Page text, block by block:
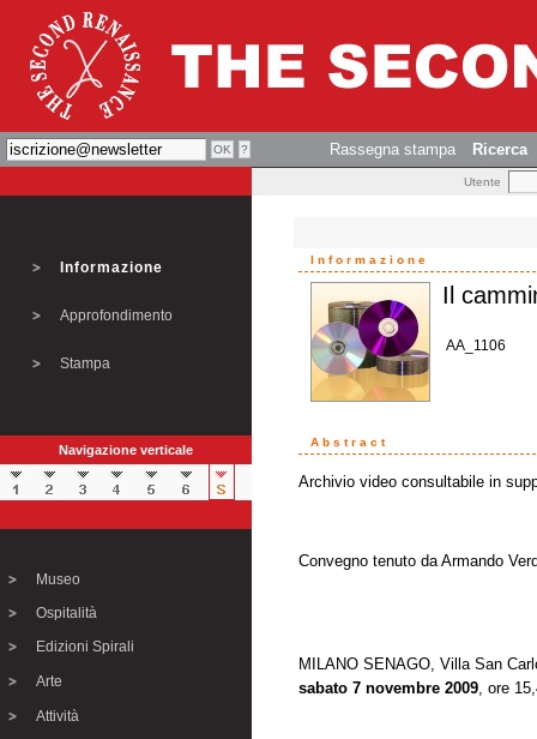
Rassegna stampa Ricerca
Utente
Informazione
Approfondimento
Stampa
Navigazione verticale
Museo
Ospitalità
Edizioni Spirali
Arte
Attività
Informazione
Il
AA_1106
Abstract
Archivio video consultabile in
Convegno tenuto da Armando
MILANO SENAGO, Villa San
sabato 7 novembre 2009, ore